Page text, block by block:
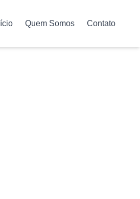
Quem Somos Contato